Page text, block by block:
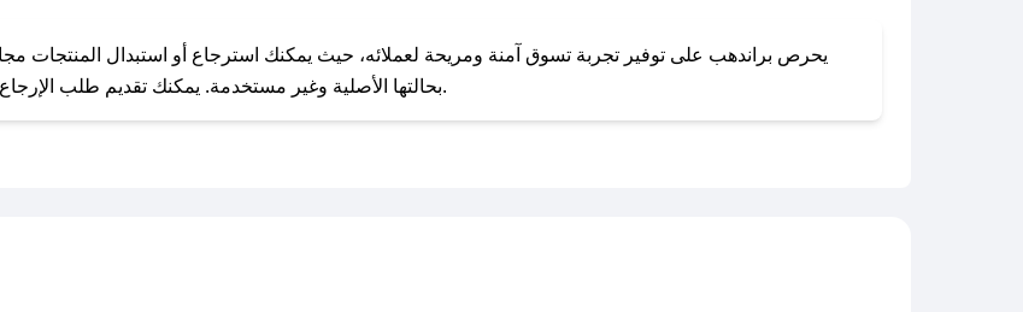
بحالتها الأصلية وغير مستخدمة. يمكنك تقديم طلب الإرجاع بسهولة عبر موقعنا الإلكتروني أو من خلال خدمة العملاء.